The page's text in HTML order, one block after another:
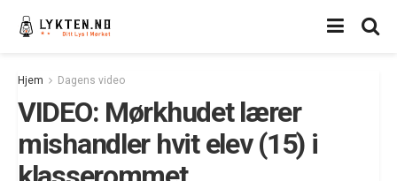
Hjem Dagens video
VIDEO: Mørkhudet lærer
mishandler hvit elev (15) i